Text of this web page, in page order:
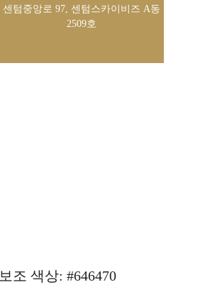
센텀중앙로 97, 센텀스카이비즈 A동
2509호
보조 색상: #646470